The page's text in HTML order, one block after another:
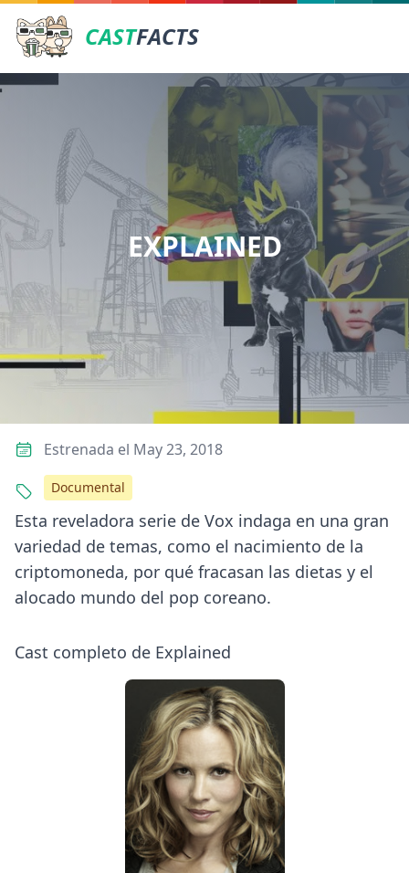
CASTFACTS
EXPLAINED
Esta reveladora serie de Vox indaga en una gran
variedad de temas, como el nacimiento de la
criptomoneda, por qué fracasan las dietas y el
alocado mundo del pop coreano.
Cast completo de Explained
Estrenada el May 23, 2018
Documental